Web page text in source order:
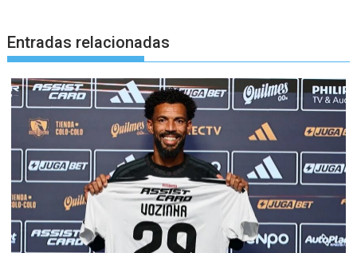
Entradas relacionadas